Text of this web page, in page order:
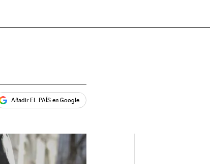
Añadir EL PAÍS en Google